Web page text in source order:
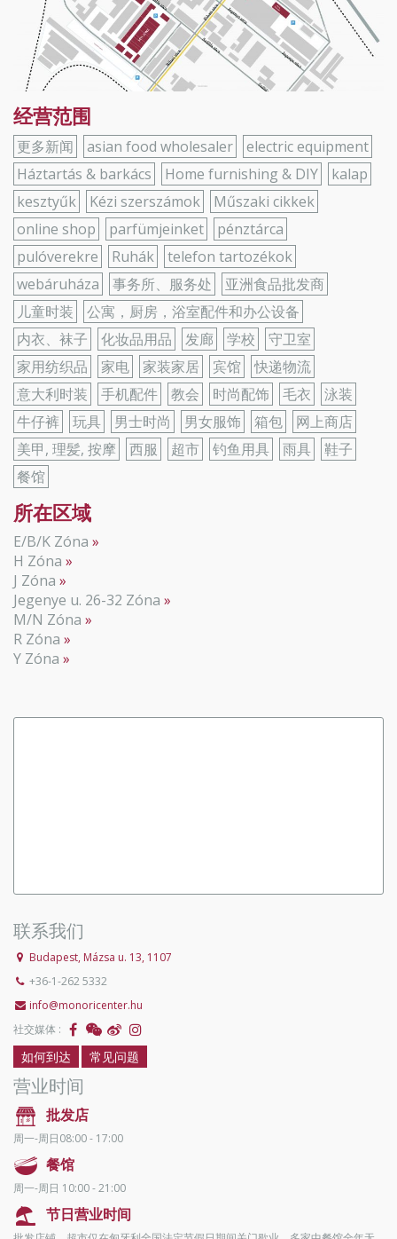
经营范围
更多新闻 asian food wholesaler
electric equipment
Háztartás & barkács
Home furnishing & DIY
kalap
kesztyűk
Kézi szerszámok
Műszaki cikkek
online shop
parfümjeinket
pénztárca
pulóverekre
Ruhák
telefon tartozékok
webáruháza
事务所、服务处
亚洲食品批发商
儿童时装
公寓，厨房，浴室配件和办公设备
内衣、袜子
化妆品用品 发廊 学校
守卫室
家用纺织品
家电 家装家居 宾馆
快递物流
意大利时装
手机配件 教会 时尚配饰 毛衣
泳装
牛仔裤
玩具 男士时尚 男女服饰 箱包
网上商店
美甲, 理髪, 按摩
西服 超市 钓鱼用具 雨具
鞋子
餐馆
所在区域
E/B/K Zóna
H Zóna
J Zóna
Jegenye u. 26-32 Zóna
M/N Zóna
R Zóna
Y Zóna
联系我们
Budapest, Mázsa u. 13, 1107
+36-1-262 5332
info@monoricenter.hu
社交媒体 :
如何到达 常见问题
营业时间
批发店
周一-周日08:00 - 17:00
餐馆
周一-周日 10:00 - 21:00
节日营业时间